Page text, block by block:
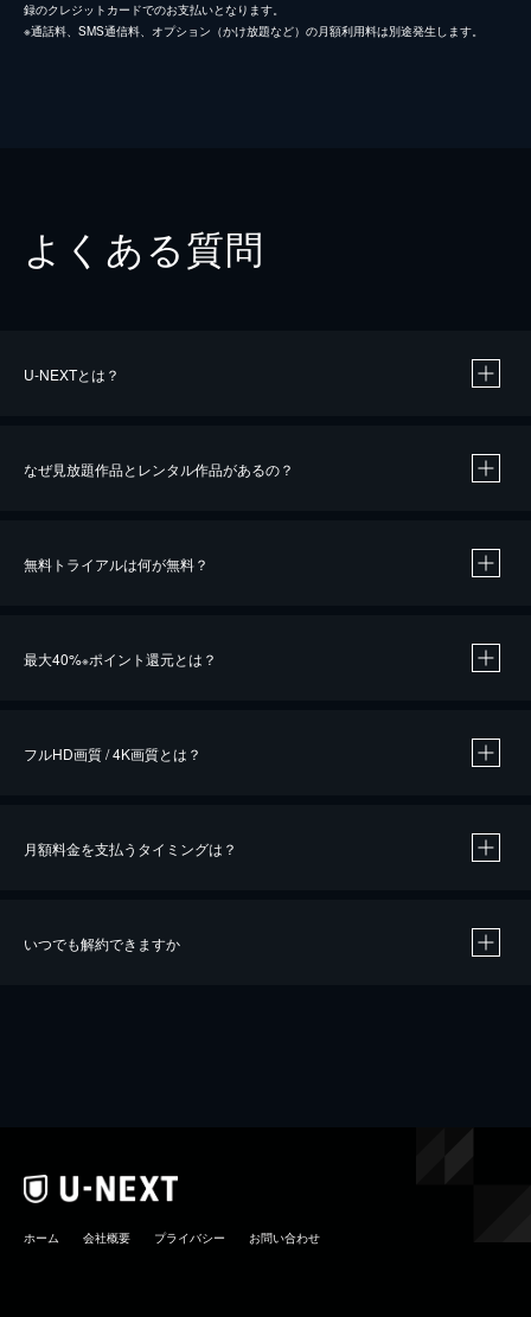
録のクレジットカードでのお支払いとなります。
※通話料、SMS通信料、オプション（かけ放題など）の月額利用料は別途発生します。
よくある質問
U-NEXTとは？
なぜ見放題作品とレンタル作品があるの？
無料トライアルは何が無料？
最大40%※ポイント還元とは？
※40％ポイント還元の対象は、クレジットカード決済による作品の購入 / レンタルです。
フルHD画質 / 4K画質とは？
月額料金を支払うタイミングは？
いつでも解約できますか
ホーム 会社概要 プライバシー お問い合わせ